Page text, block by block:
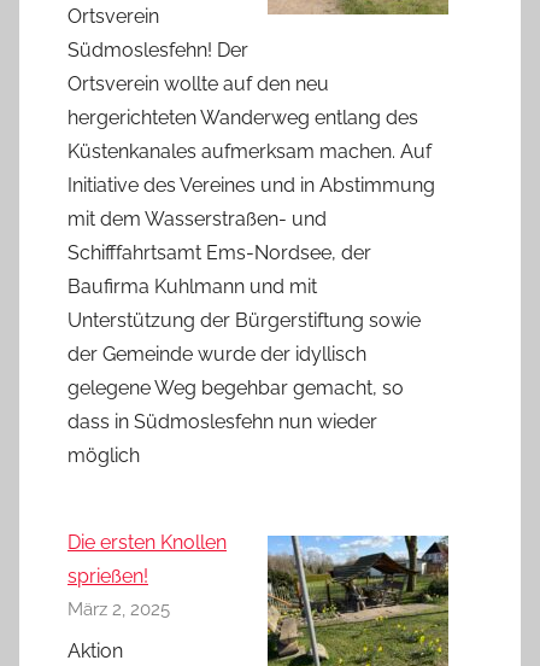
Ortsverein
Südmoslesfehn! Der
Ortsverein wollte auf den neu
hergerichteten Wanderweg entlang des
Küstenkanales aufmerksam machen. Auf
Initiative des Vereines und in Abstimmung
mit dem Wasserstraßen- und
Schifffahrtsamt Ems-Nordsee, der
Baufirma Kuhlmann und mit
Unterstützung der Bürgerstiftung sowie
der Gemeinde wurde der idyllisch
gelegene Weg begehbar gemacht, so
dass in Südmoslesfehn nun wieder
möglich
Die ersten Knollen
sprießen!
März 2, 2025
Aktion